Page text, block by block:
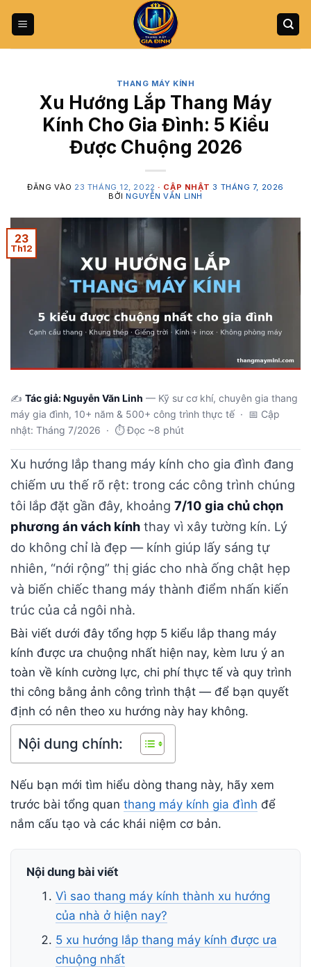
qua
THANG MÁY KÍNH
Xu Hướng Lắp Thang Máy
Kính Cho Gia Đình: 5 Kiểu
Được Chuộng 2026
ĐĂNG VÀO 23 THÁNG 12, 2022
3 THÁNG 7, 2026
BỞI NGUYỄN VĂN LINH
23
Th12
✍️ Tác giả: Nguyễn Văn Linh — Kỹ sư cơ khí, chuyên gia thang
máy gia đình, 10+ năm & 500+ công trình thực tế · 📅 Cập
nhật: Tháng 7/2026 · ⏱️ Đọc ~8 phút
Xu hướng lắp thang máy kính cho gia đình đang
chiếm ưu thế rõ rệt: trong các công trình chúng
tôi lắp đặt gần đây, khoảng 7/10 gia chủ chọn
phương án vách kính thay vì xây tường kín. Lý
do không chỉ là đẹp — kính giúp lấy sáng tự
nhiên, “nới rộng” thị giác cho nhà ống chật hẹp
và biến chiếc thang máy thành điểm nhấn kiến
trúc của cả ngôi nhà.
Bài viết dưới đây tổng hợp 5 kiểu lắp thang máy
kính được ưa chuộng nhất hiện nay, kèm lưu ý an
toàn về kính cường lực, chi phí thực tế và quy trình
thi công bằng ảnh công trình thật — để bạn quyết
định có nên theo xu hướng này hay không.
Nội dung chính:
Nếu bạn mới tìm hiểu dòng thang này, hãy xem
trước bài tổng quan thang máy kính gia đình để
nắm cấu tạo và các khái niệm cơ bản.
Nội dung bài viết
Vì sao thang máy kính thành xu hướng
của nhà ở hiện nay?
5 xu hướng lắp thang máy kính được ưa
chuộng nhất